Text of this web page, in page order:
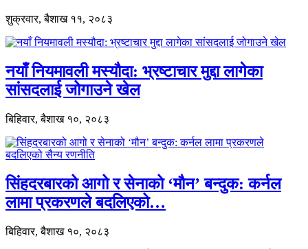
शुक्रवार, बैशाख ११, २०८३
नयाँ नियमावली मस्यौदा: भ्रष्टाचार मुद्दा लागेका
सांसदलाई जोगाउने खेल
बिहिवार, बैशाख १०, २०८३
सिंहदरबारको आगो र सेनाको ‘मौन’ बन्दुक: कर्नल
लामा प्रकरणले बदलिएको…
बिहिवार, बैशाख १०, २०८३